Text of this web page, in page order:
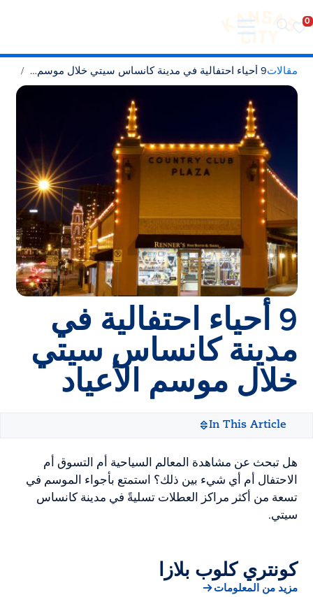
تفضل بزيارة مدينة كانساس سيتي
الانتقال إلى المحتوى
مقالات 9 أحياء احتفالية في مدينة كانساس سيتي خلال موسم الأعياد
9 أحياء احتفالية في
مدينة كانساس سيتي
خلال موسم الأعياد
In This Article
هل تبحث عن مشاهدة المعالم السياحية أم التسوق أم
الاحتفال أم أي شيء بين ذلك؟ استمتع بأجواء الموسم في
تسعة من أكثر مراكز العطلات تسليةً في مدينة كانساس
سيتي.
كونتري كلوب بلازا
مزيد من المعلومات